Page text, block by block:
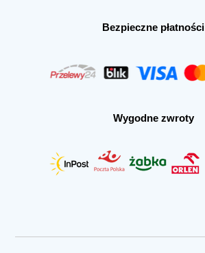
Bezpieczne płatności
Wygodne zwroty